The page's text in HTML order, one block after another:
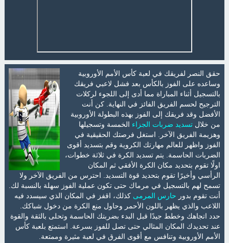
حقق النصر لفريقك في لعبة كأس الأمم الأوروبية
وساعده على الفوز بالكأس بعد فشل لاعبي فريقك
بالتسجيل أثناء المباراة مما أدى إلى اللجوء لركلات
الترجيح لحسم الفريق الفائز في النهاية. كن أنت
الأفضل وقد فريقك إلى الفوز بهذه البطولة الأوروبية
من خلال تسديد ضربات الجزاء الخمسة وتسجيلها
وهزيمة الفريق الآخر. استغل فرصتك الحقيقية في
الفوز واظهر للعالم مهارتك الكروية وقم بتسديد أقوى
الضربات الحاسمة. يتم تسديد الكرة في ثلاثة خطوات،
اولًا تقوم بتحديد مكان الكرة الأفقي ثم المكان
الرأسي وأخيرًا تقوم بتحديد قوة التسديد. احترس من الفريق الآخر ولا
تسمح لهم بالتسجيل في مرماك حتى تكون عملية الفوز سهلة بالنسبة لك.
أنت تقوم بدور حارس المرمى كذلك، اقفز في المكان الذي سيسدد فيه
اللاعب والذي يظهر باللون الأحمر وحاول منع الكرة من دخول شباكك.
حدد اتجاهك وخطط جيدًا قبل البدء بضربتك الحاسمة وتحلى بالثقة والقوة
عند تحديدك المكان المثالي حتى تصل للفوز بسرعة. استمتع بلعبة كأس
الأمم الأوروبية وتنافس مع أقوى الفرق في لعبة مثيرة وممتعة.